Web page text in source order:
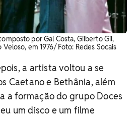
por Gal Costa, Gilberto Gil,
em 1976/ Foto: Redes Socais
a artista voltou a se
Caetano e Bethânia, além
a formação do grupo Doces
um disco e um filme